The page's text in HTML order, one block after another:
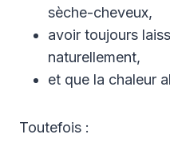
sèche-cheveux,
avoir toujours
naturellement,
et que la chaleur
Toutefois :